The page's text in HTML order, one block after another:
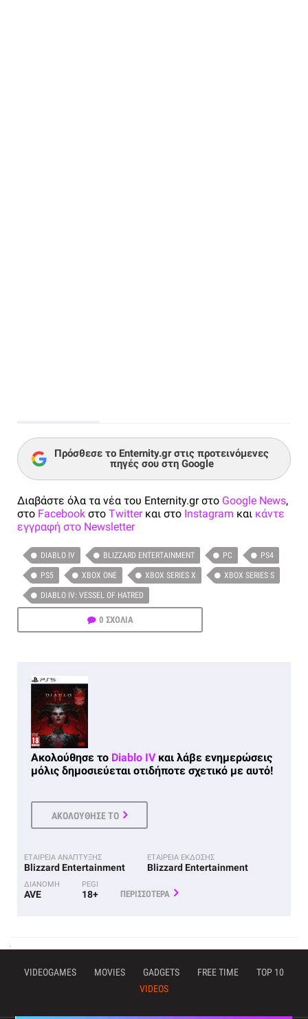
Πρόσθεσε το Enternity.gr στις προτεινόμενες
πηγές σου στη Google
Διαβάστε όλα τα νέα του Enternity.gr στο Google News,
στο Facebook στο Twitterκαι στο Instagram και κάντε
εγγραφή στο Newsletter
DIABLO IV BLIZZARD ENTERTAINMENT PC PS4
PS5 XBOX ONE XBOX SERIES X XBOX SERIES S
DIABLO IV: VESSEL OF HATRED
0 ΣΧΟΛΙΑ
Ακολούθησε το Diablo IV και λάβε ενημερώσεις
μόλις δημοσιεύεται οτιδήποτε σχετικό με αυτό!
ΑΚΟΛΟΥΘΗΣΕ ΤΟ
ΕΤΑΙΡΕΙΑ ΑΝΑΠΤΥΞΗΣ
Blizzard Entertainment
ΕΤΑΙΡΕΙΑ ΕΚΔΟΣΗΣ
Blizzard Entertainment
ΔΙΑΝΟΜΗ
AVE
PEGI
18+ ΠΕΡΙΣΣΟΤΕΡΑ
VIDEOGAMES MOVIES GADGETS FREE TIME
TOP 10
VIDEOS